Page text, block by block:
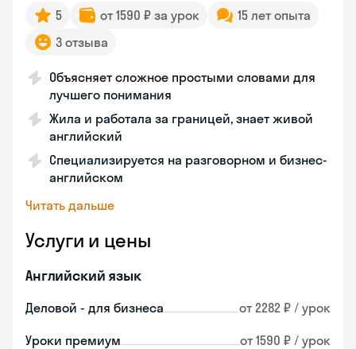
5 от 1590 ₽ за урок
15 лет опыта
3 отзыва
Объясняет сложное простыми словами для
лучшего понимания
Жила и работала за границей, знает живой
английский
Специализируется на разговорном и бизнес-
английском
Читать дальше
Услуги и цены
Английский язык
Деловой - для бизнеса от 2282 ₽ / урок
Уроки премиум от 1590 ₽ / урок